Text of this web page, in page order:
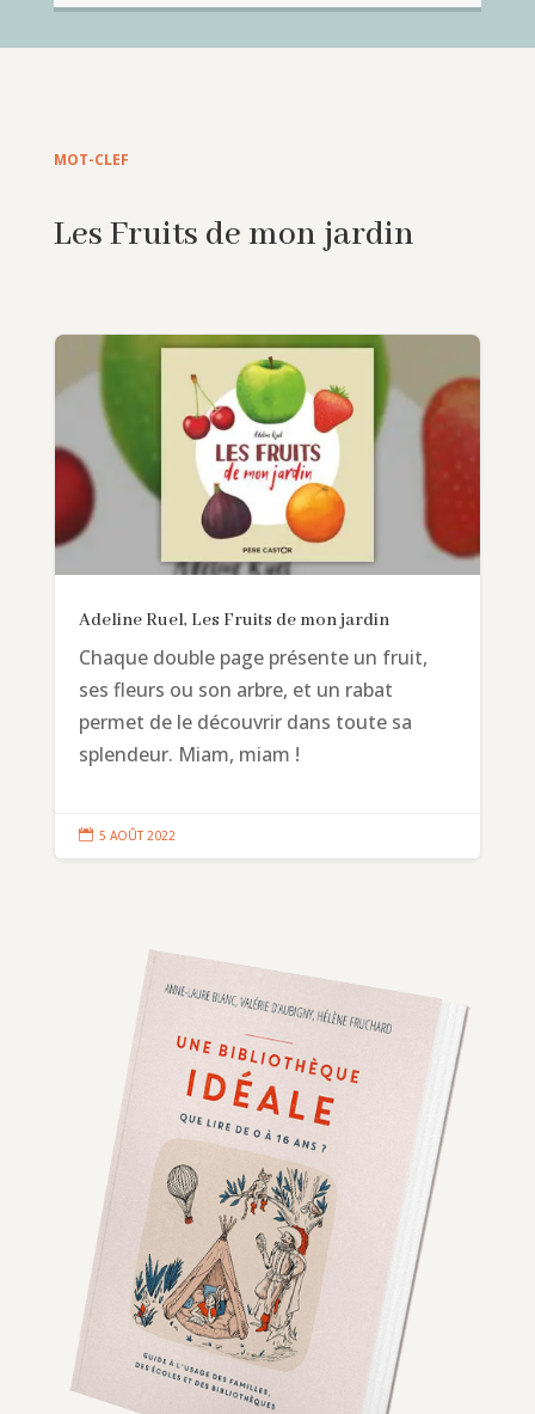
MOT-CLEF
Les Fruits de mon jardin
Adeline Ruel, Les Fruits de mon jardin
Chaque double page présente un fruit,
ses fleurs ou son arbre, et un rabat
permet de le découvrir dans toute sa
splendeur. Miam, miam !
 5 AOÛT 2022